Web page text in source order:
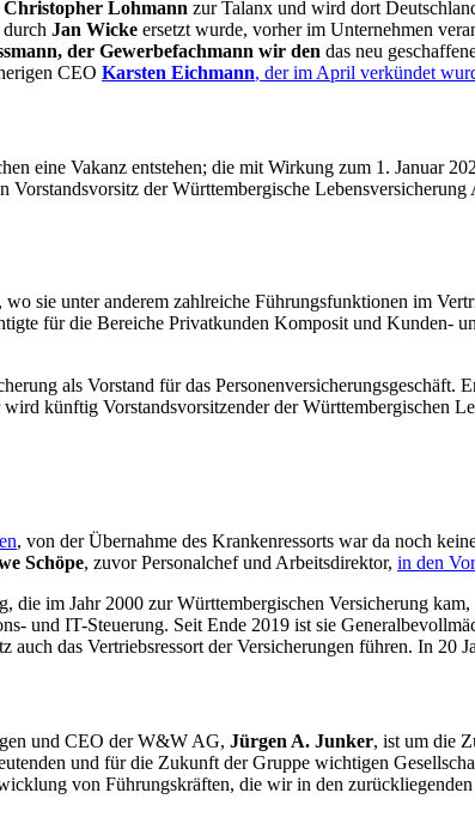
Christopher Lohmann zur Talanx und wird dort
durch Jan Wicke ersetzt wurde, vorher im Unternehmen
der Gewerbefachmann wir den das neu
CEO Karsten Eichmann, der im April verkündet
eine Vakanz entstehen; die mit Wirkung zum 1. Januar
Vorstandsvorsitz der Württembergische
sie unter anderem zahlreiche Führungsfunktionen im
für die Bereiche Privatkunden Komposit und Kunden-
als Vorstand für das
künftig Vorstandsvorsitzender der Württembergischen
, von der Übernahme des Krankenressorts war da noch
Schöpe, zuvor Personalchef und Arbeitsdirektor, in den
im Jahr 2000 zur Württembergischen Versicherung
und IT-Steuerung. Seit Ende 2019 ist sie
das Vertriebsressort der Versicherungen führen. In 20
und CEO der W&W AG, Jürgen A. Junker, ist um die
und für die Zukunft der Gruppe wichtigen
von Führungskräften, die wir in den